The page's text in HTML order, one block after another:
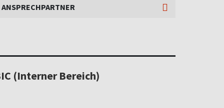
ANSPRECHPARTNER
(Interner Bereich)